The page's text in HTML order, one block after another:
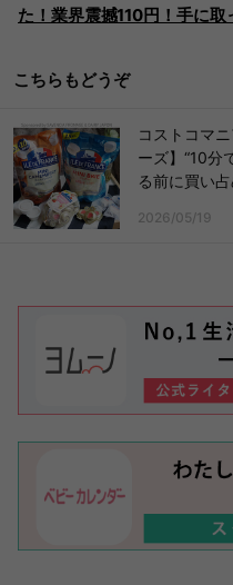
た！業界震撼110円！手に
こちらもどうぞ
コストコマ
ーズ】“10分
る前に買い占
2026/05/19